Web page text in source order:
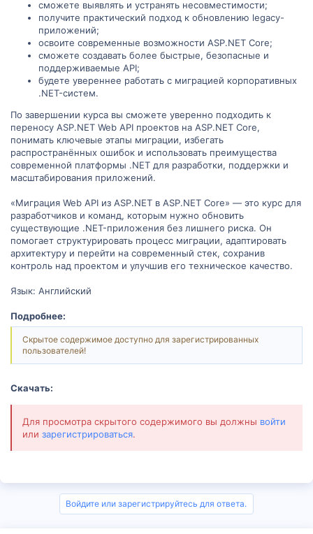
сможете выявлять и устранять несовместимости;
получите практический подход к обновлению legacy-
приложений;
освоите современные возможности ASP.NET Core;
сможете создавать более быстрые, безопасные и
поддерживаемые API;
будете увереннее работать с миграцией корпоративных
.NET-систем.
По завершении курса вы сможете уверенно подходить к
переносу ASP.NET Web API проектов на ASP.NET Core,
понимать ключевые этапы миграции, избегать
распространённых ошибок и использовать преимущества
современной платформы .NET для разработки, поддержки и
масштабирования приложений.
«Миграция Web API из ASP.NET в ASP.NET Core» — это курс для
разработчиков и команд, которым нужно обновить
существующие .NET-приложения без лишнего риска. Он
помогает структурировать процесс миграции, адаптировать
архитектуру и перейти на современный стек, сохранив
контроль над проектом и улучшив его техническое качество.
Язык: Английский
Подробнее:
Скрытое содержимое доступно для зарегистрированных
пользователей!
Скачать:
Для просмотра скрытого содержимого вы должны войти
или зарегистрироваться.
Войдите или зарегистрируйтесь для ответа.